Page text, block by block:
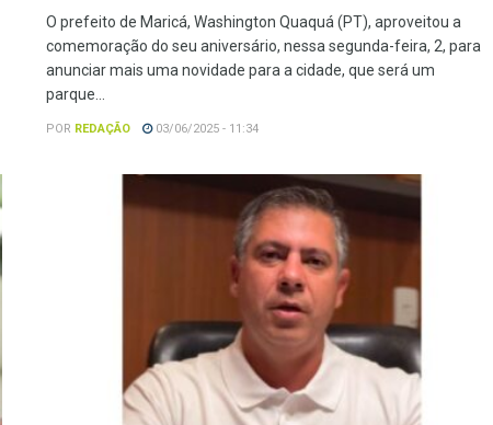
O prefeito de Maricá, Washington Quaquá (PT), aproveitou a
comemoração do seu aniversário, nessa segunda-feira, 2, para
anunciar mais uma novidade para a cidade, que será um
parque...
POR REDAÇÃO 03/06/2025 - 11:34